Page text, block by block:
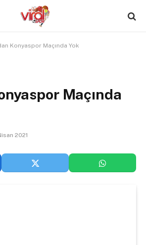
Konyaspor Maçında Yok
Maçında
2021